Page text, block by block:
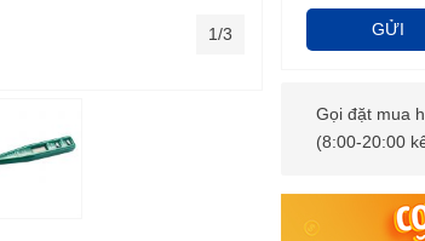
GỬI
Gọi đặt mua
(8:00-20:00
1/3